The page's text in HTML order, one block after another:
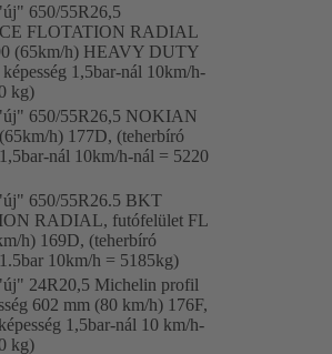
650/55R26,5
FLOTATION RADIAL
(65km/h) HEAVY DUTY
1,5bar-nál 10km/h-
kg)
650/55R26,5 NOKIAN
h) 177D, (teherbíró
nál 10km/h-nál = 5220
650/55R26.5 BKT
RADIAL, futófelület FL
h) 169D, (teherbíró
10km/h = 5185kg)
24R20,5 Michelin profil
602 mm (80 km/h) 176F,
1,5bar-nál 10 km/h-
kg)